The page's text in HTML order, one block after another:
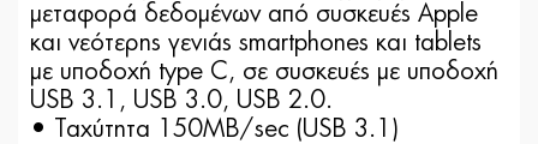
μεταφορά δεδομένων από συσκευές Apple
και νεότερης γενιάς smartphones και tablets
με υποδοχή type C, σε συσκευές με υποδοχή
USB 3.1, USB 3.0, USB 2.0.
• Ταχύτητα 150ΜΒ/sec (USB 3.1)